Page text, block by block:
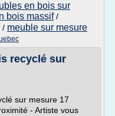
en bois sur
bois massif/
/ meuble sur mesure
recyclé sur
sur mesure 17
- Artiste vous